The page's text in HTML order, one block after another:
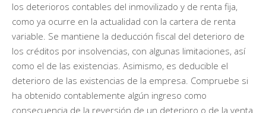
los deterioros contables del inmovilizado y de renta fija,
como ya ocurre en la actualidad con la cartera de renta
variable. Se mantiene la deducción fiscal del deterioro de
los créditos por insolvencias, con algunas limitaciones, así
como el de las existencias. Asimismo, es deducible el
deterioro de las existencias de la empresa. Compruebe si
ha obtenido contablemente algún ingreso como
consecuencia de la reversión de un deterioro o de la venta